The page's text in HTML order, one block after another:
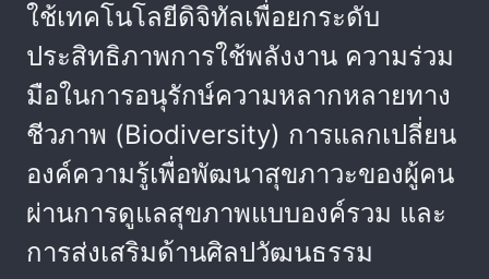
ใช้เทคโนโลยีดิจิทัลเพื่อยกระดับ
ประสิทธิภาพการใช้พลังงาน ความร่วม
มือในการอนุรักษ์ความหลากหลายทาง
ชีวภาพ (Biodiversity) การแลกเปลี่ยน
องค์ความรู้เพื่อพัฒนาสุขภาวะของผู้คน
ผ่านการดูแลสุขภาพแบบองค์รวม และ
การส่งเสริมด้านศิลปวัฒนธรรม